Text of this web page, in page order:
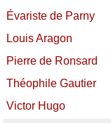
Évariste de Parny
Louis Aragon
Pierre de Ronsard
Théophile Gautier
Victor Hugo